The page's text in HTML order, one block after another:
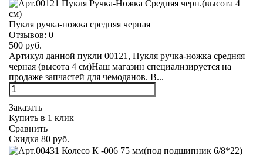
Пукля ручка-ножка средняя черная
Отзывов: 0
500 руб.
Артикул данной пукли 00121, Пукля ручка-ножка средняя
черная (высота 4 см)Наш магазин специализируется на
продаже запчастей для чемоданов. В...
Заказать
Купить в 1 клик
Сравнить
Скидка 80 руб.